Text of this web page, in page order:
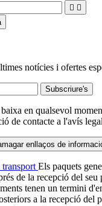
 
notícies i ofertes
en qualsevol
de contacte a l'avís
enllaços de
Els paquets
de la recepció del seu
tenen un termini
a la recepció del